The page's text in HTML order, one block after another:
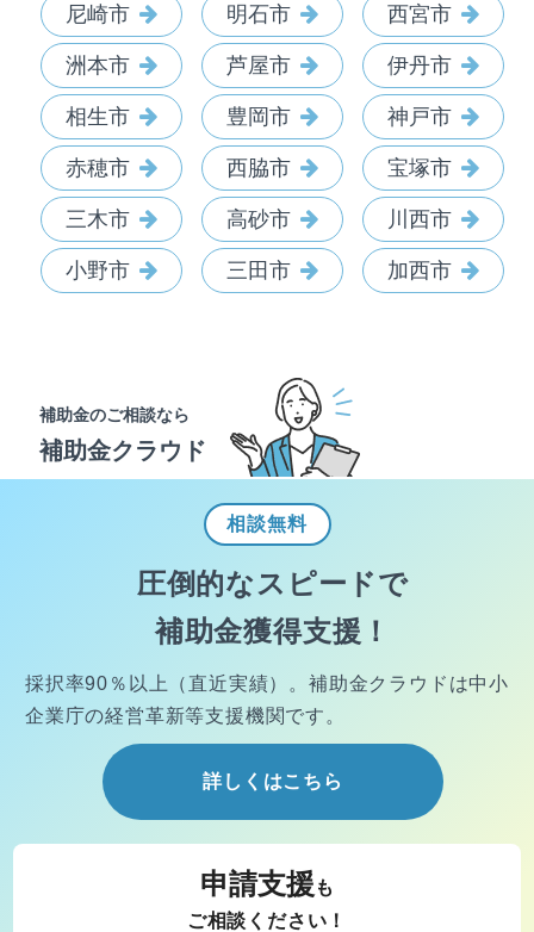
尼崎市 明石市 西宮市
洲本市 芦屋市 伊丹市
相生市 豊岡市 神戸市
赤穂市 西脇市 宝塚市
三木市 高砂市 川西市
小野市 三田市 加西市
補助金のご相談なら
補助金クラウド
相談無料
圧倒的なスピードで
補助金獲得支援！
採択率90％以上（直近実績）。 補助金クラウドは中小
企業庁の経営革新等支援機関です。
詳しくはこちら
申請支援 も
ご相談ください！